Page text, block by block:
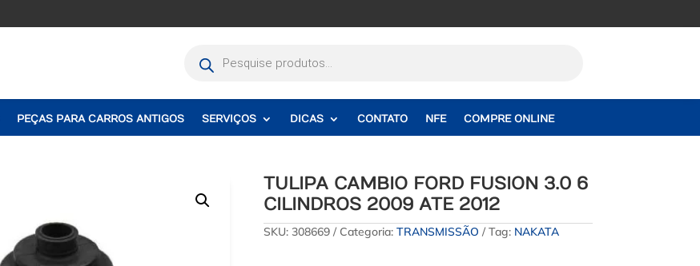
produtos
PEÇAS PARA CARROS ANTIGOS SERVIÇOS DICAS CONTATO NFE COMPRE ONLINE
TULIPA CAMBIO FORD FUSION 3.0 6
CILINDROS 2009 ATE 2012
SKU: 308669 Categoria: TRANSMISSÃO Tag: NAKATA